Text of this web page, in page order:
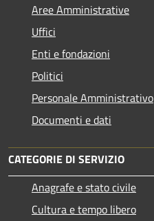
Aree Amministrative
Uffici
Enti e fondazioni
Politici
Personale Amministrativo
Documenti e dati
CATEGORIE DI SERVIZIO
Anagrafe e stato civile
Cultura e tempo libero